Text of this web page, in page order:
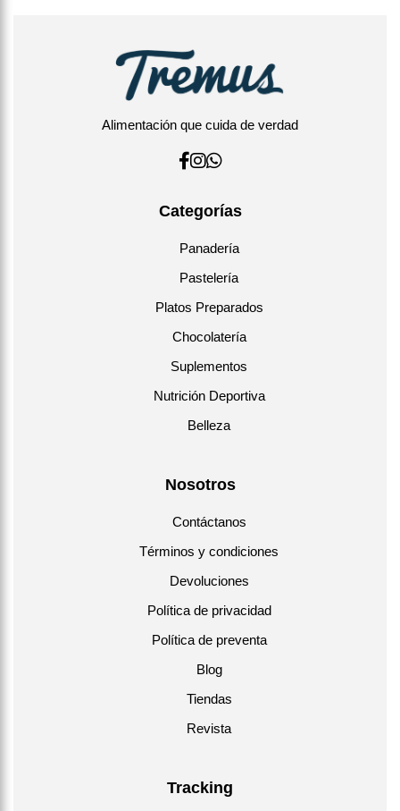
Alimentación que cuida de verdad
Categorías
Panadería
Pastelería
Platos Preparados
Chocolatería
Suplementos
Nutrición Deportiva
Belleza
Nosotros
Contáctanos
Términos y condiciones
Devoluciones
Política de privacidad
Política de preventa
Blog
Tiendas
Revista
Tracking